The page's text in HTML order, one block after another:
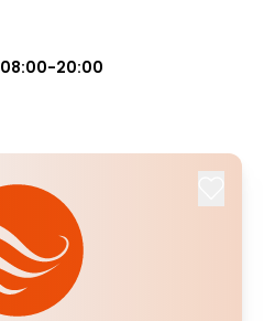
08:00-20:00